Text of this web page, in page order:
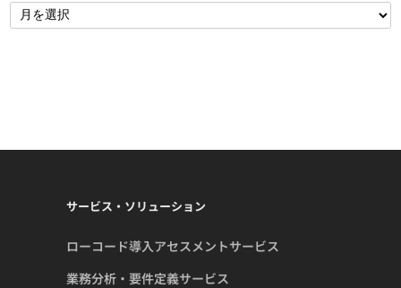
サービス・ソリューション
ローコード導入アセスメントサービス
業務分析・要件定義サービス